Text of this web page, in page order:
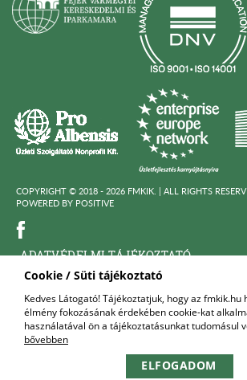
Cookie / Süti tájékoztató
Kedves Látogató! Tájékoztatjuk, hogy az fmkik.hu
élmény fokozásának érdekében cookie-kat
használatával ön a tájékoztatásunkat tudomásul
bővebben
ELFOGADOM
COPYRIGHT © 2018 - 2026 FMKIK. | ALL RIGHTS
POWERED BY POSITIVE
ADATVÉDELMI TÁJÉKOZTATÓ
FELNŐTTKÉPZŐ SZERVEZET